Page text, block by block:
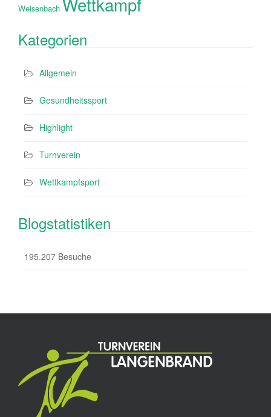
Weisenbach
Kategorien
Allgemein
Gesundheitssport
Highlight
Turnverein
Wettkampfsport
Blogstatistiken
195.207 Besuche